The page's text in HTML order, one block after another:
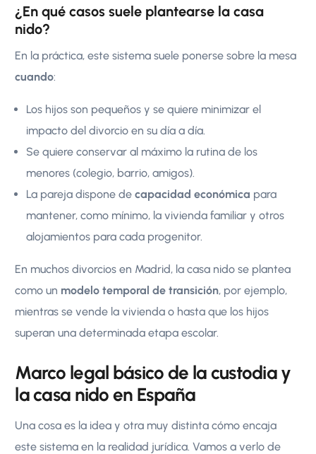
¿En qué casos suele plantearse la casa
nido?
En la práctica, este sistema suele ponerse sobre la mesa
cuando:
Los hijos son pequeños y se quiere minimizar el
impacto del divorcio en su día a día.
Se quiere conservar al máximo la rutina de los
menores (colegio, barrio, amigos).
La pareja dispone decapacidad económica para
mantener, como mínimo, la vivienda familiar y otros
alojamientos para cada progenitor.
En muchos divorcios en Madrid, la casa nido se plantea
como un modelo temporal de transición, por ejemplo,
mientras se vende la vivienda o hasta que los hijos
superan una determinada etapa escolar.
Marco legal básico de la custodia y
la casa nido en España
Una cosa es la idea y otra muy distinta cómo encaja
este sistema en la realidad jurídica. Vamos a verlo de